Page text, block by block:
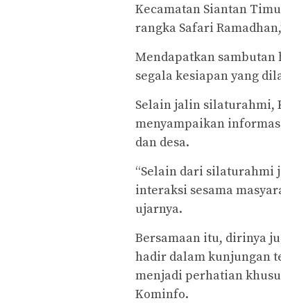
Kecamatan Siantan
rangka Safari
Mendapatkan sambutan
segala kesiapan yang
Selain jalin silaturahmi,
menyampaikan
dan desa.
“Selain dari silaturahmi
interaksi sesama
ujarnya.
Bersamaan itu, dirinya
hadir dalam kunjungan
menjadi perhatian
Kominfo.